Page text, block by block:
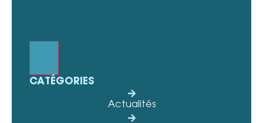
CATÉGORIES
Actualités